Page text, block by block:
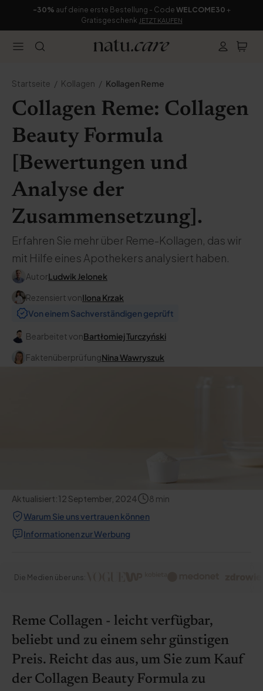
-30% auf deine erste Bestellung - Code WELCOME30 +
Gratisgeschenk JETZT KAUFEN
Startseite Kollagen Kollagen Reme
Collagen Reme: Collagen
Beauty Formula
[Bewertungen und
Analyse der
Zusammensetzung].
Erfahren Sie mehr über Reme-Kollagen, das wir
mit Hilfe eines Apothekers analysiert haben.
AutorLudwik Jelonek
Rezensiert vonIlona Krzak
Von einem Sachverständigen geprüft
Bearbeitet vonBartłomiej Turczyński
FaktenüberprüfungNina Wawryszuk
Aktualisiert:12 September, 2024 8 min
Warum Sie uns vertrauen können
Informationen zur Werbung
Die Medien über uns:
Reme Collagen - leicht verfügbar,
beliebt und zu einem sehr günstigen
Preis. Reicht das aus, um Sie zum Kauf
der Collagen Beauty Formula zu